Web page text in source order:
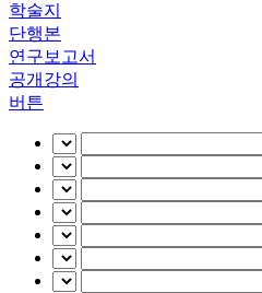
학술지
단행본
연구보고서
공개강의
버튼